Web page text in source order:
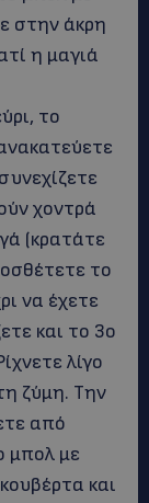
στην άκρη
η μαγιά
το
χοντρά
(κρατάτε
το
να έχετε
και το 3ο
λίγο
ζύμη. Την
από
μπολ με
και